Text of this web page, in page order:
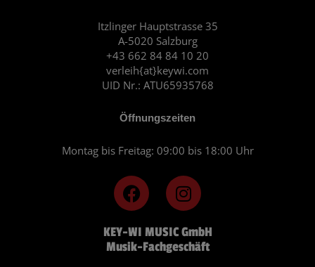
KEY-WI MUSIC GmbH
Musik-Fachgeschäft
F
a
c
e
b
I
n
s
t
a
Itzlinger Hauptstrasse 35
A-5020 Salzburg
+43 662 84 84 10 20
verleih{at}keywi.com
UID Nr.: ATU65935768
Öffnungszeiten
Montag bis Freitag: 09:00 bis 18:00 Uhr